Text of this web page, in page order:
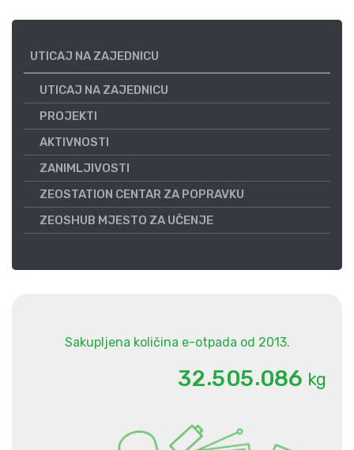
UTICAJ NA ZAJEDNICU
UTICAJ NA ZAJEDNICU
PROJEKTI
AKTIVNOSTI
ZANIMLJIVOSTI
ZEOSTATION CENTAR ZA POPRAVKU
ZEOSHUB MJESTO ZA UČENJE
Sakupljena količina e-otpada od 2013.
32.505.086 kg